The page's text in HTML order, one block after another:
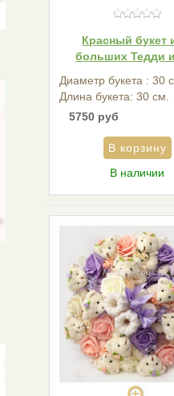
Красный букет
больших Тедди
Диаметр букета : 30
Длина букета: 30 см.
5750 руб
В наличии